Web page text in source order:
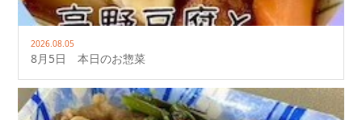
2026.08.05
8月5日 本日のお惣菜